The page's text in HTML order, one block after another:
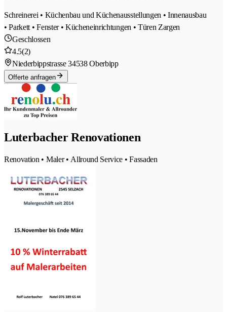
Schreinerei • Küchenbau und Küchenausstellungen • Innenausbau
• Parkett • Fenster • Kücheneinrichtungen • Türen Zargen
Geschlossen
4.5(2)
Niederbippstrasse 34538 Oberbipp
Offerte anfragen
Luterbacher Renovationen
Renovation • Maler • Allround Service • Fassaden